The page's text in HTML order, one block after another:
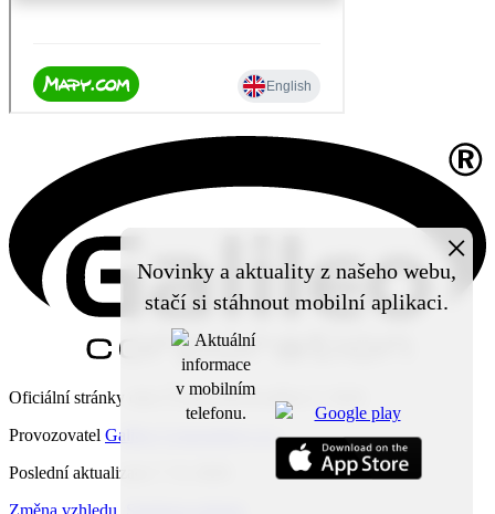
Novinky a aktuality z našeho webu,
stačí si stáhnout mobilní aplikaci.
×
Oficiální stránky obce Čechy pod Kosířem © 2026
Provozovatel Galileo Corporation s.r.o.
Poslední aktualizace: 7. 8. 2026
Změna vzhledu